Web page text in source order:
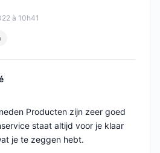
à 10h41
5
Producten zijn zeer goed
staat altijd voor je klaar
je te zeggen hebt.